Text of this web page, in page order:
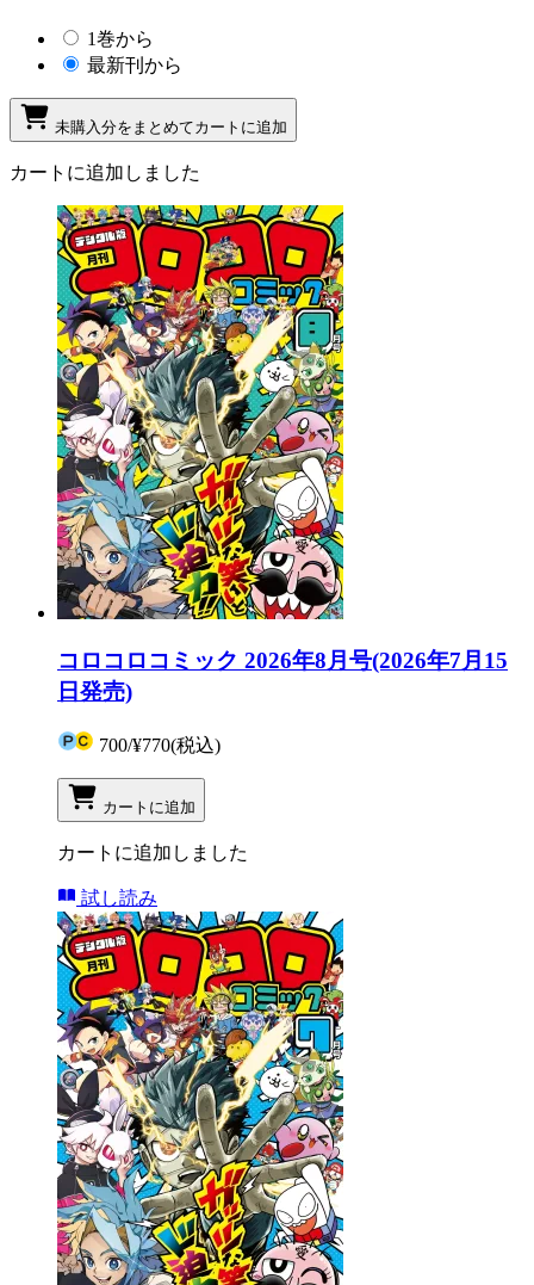
1巻から
最新刊から
未購入分をまとめてカートに追加
カートに追加しました
コロコロコミック 2026年8月号(2026年7月15
日発売)
700/¥770(税込)
カートに追加
カートに追加しました
試し読み